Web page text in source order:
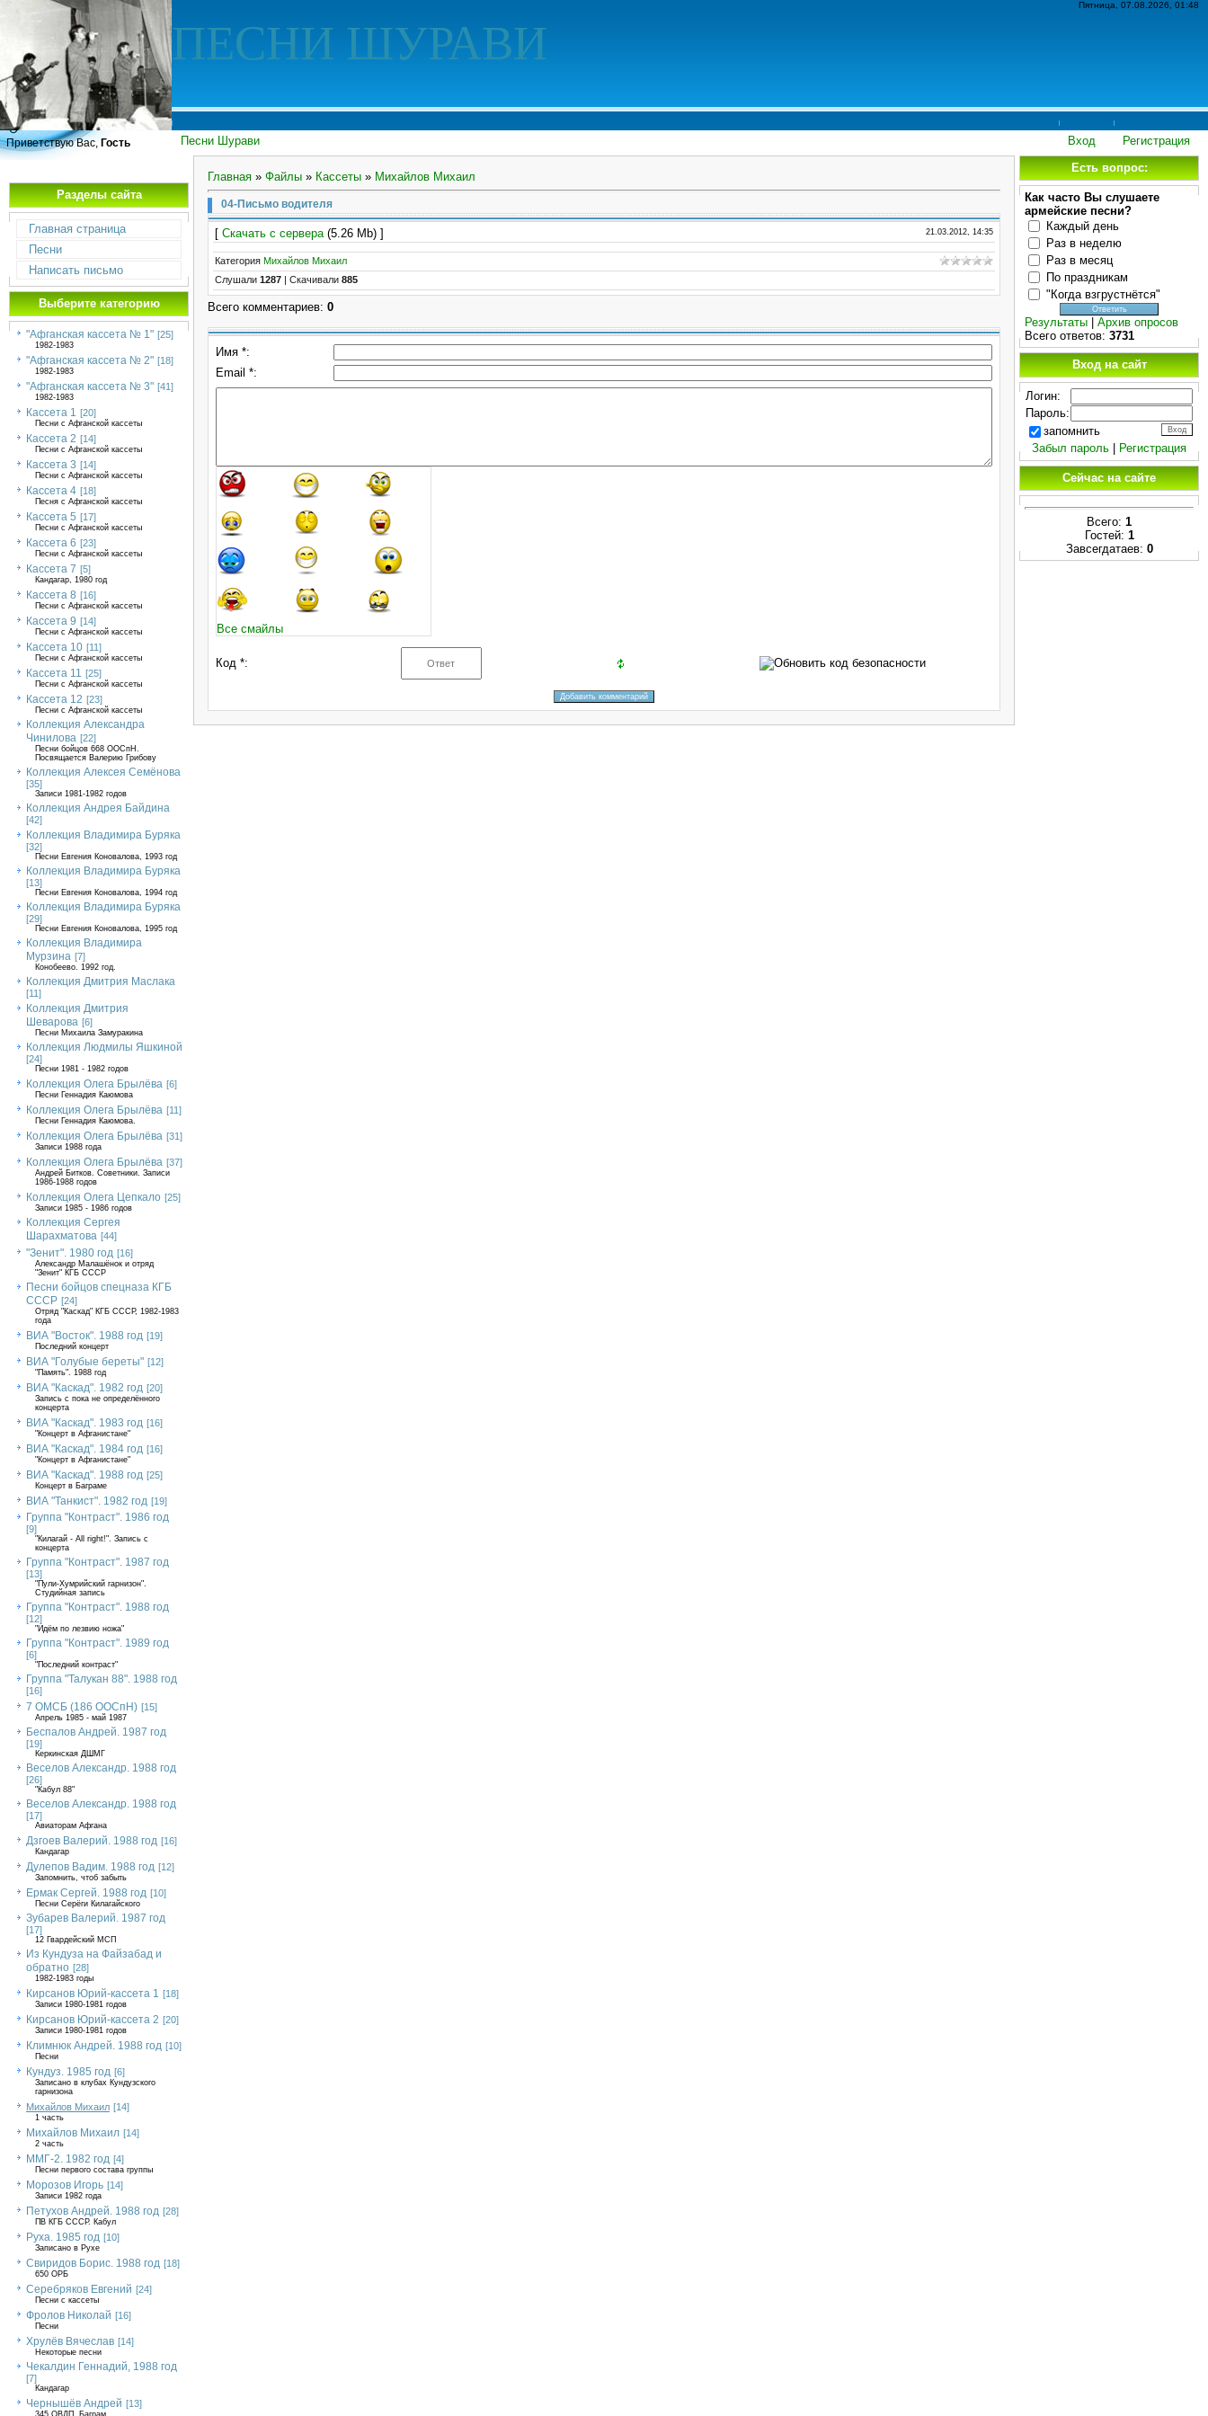
Пятница, 07.08.2026, 01:48
ПЕСНИ ШУРАВИ
Песни Шурави Регистрация
Вход
Приветствую Вас, Гость
Разделы сайта
Главная страница
Песни
Написать письмо
Выберите категорию
"Афганская кассета № 1" [25]
1982-1983
"Афганская кассета № 2" [18]
1982-1983
"Афганская кассета № 3" [41]
1982-1983
Кассета 1 [20]
Песни с Афганской кассеты
Кассета 2 [14]
Песни с Афганской кассеты
Кассета 3 [14]
Песни с Афганской кассеты
Кассета 4 [18]
Песня с Афганской кассеты
Кассета 5 [17]
Песни с Афганской кассеты
Кассета 6 [23]
Песни с Афганской кассеты
Кассета 7 [5]
Кандагар, 1980 год
Кассета 8 [16]
Песни с Афганской кассеты
Кассета 9 [14]
Песни с Афганской кассеты
Кассета 10 [11]
Песни с Афганской кассеты
Кассета 11 [25]
Песни с Афганской кассеты
Кассета 12 [23]
Песни с Афганской кассеты
Коллекция Александра
Чинилова [22]
Песни бойцов 668 ООСпН.
Посвящается Валерию Грибову
Коллекция Алексея Семёнова
[35]
Записи 1981-1982 годов
Коллекция Андрея Байдина
[42]
Коллекция Владимира Буряка
[32]
Песни Евгения Коновалова, 1993 год
Коллекция Владимира Буряка
[13]
Песни Евгения Коновалова, 1994 год
Коллекция Владимира Буряка
[29]
Песни Евгения Коновалова, 1995 год
Коллекция Владимира
Мурзина [7]
Конобеево. 1992 год.
Коллекция Дмитрия Маслака
[11]
Коллекция Дмитрия
Шеварова [6]
Песни Михаила Замуракина
Коллекция Людмилы Яшкиной
[24]
Песни 1981 - 1982 годов
Коллекция Олега Брылёва [6]
Песни Геннадия Каюмова
Коллекция Олега Брылёва [11]
Песни Геннадия Каюмова.
Коллекция Олега Брылёва [31]
Записи 1988 года
Коллекция Олега Брылёва [37]
Андрей Битков. Советники. Записи
1986-1988 годов
Коллекция Олега Цепкало [25]
Записи 1985 - 1986 годов
Коллекция Сергея
Шарахматова [44]
"Зенит". 1980 год [16]
Александр Малашёнок и отряд
"Зенит" КГБ СССР
Песни бойцов спецназа КГБ
СССР [24]
Отряд "Каскад" КГБ СССР, 1982-1983
года
ВИА "Восток". 1988 год [19]
Последний концерт
ВИА "Голубые береты" [12]
"Память". 1988 год
ВИА "Каскад". 1982 год [20]
Запись с пока не определённого
концерта
ВИА "Каскад". 1983 год [16]
"Концерт в Афганистане"
ВИА "Каскад". 1984 год [16]
"Концерт в Афганистане"
ВИА "Каскад". 1988 год [25]
Концерт в Баграме
ВИА "Танкист". 1982 год [19]
Группа "Контраст". 1986 год
[9]
"Килагай - All right!". Запись с
концерта
Группа "Контраст". 1987 год
[13]
"Пули-Хумрийский гарнизон".
Студийная запись
Группа "Контраст". 1988 год
[12]
"Идём по лезвию ножа"
Группа "Контраст". 1989 год
[6]
"Последний контраст"
Группа "Талукан 88". 1988 год
[16]
7 ОМСБ (186 ООСпН) [15]
Апрель 1985 - май 1987
Беспалов Андрей. 1987 год
[19]
Керкинская ДШМГ
Веселов Александр. 1988 год
[26]
"Кабул 88"
Веселов Александр. 1988 год
[17]
Авиаторам Афгана
Дзгоев Валерий. 1988 год [16]
Кандагар
Дулепов Вадим. 1988 год [12]
Запомнить, чтоб забыть
Ермак Сергей. 1988 год [10]
Песни Серёги Килагайского
Зубарев Валерий. 1987 год
[17]
12 Гвардейский МСП
Из Кундуза на Файзабад и
обратно [28]
1982-1983 годы
Кирсанов Юрий-кассета 1 [18]
Записи 1980-1981 годов
Кирсанов Юрий-кассета 2 [20]
Записи 1980-1981 годов
Климнюк Андрей. 1988 год [10]
Песни
Кундуз. 1985 год [6]
Записано в клубах Кундузского
гарнизона
Михайлов Михаил [14]
1 часть
Михайлов Михаил [14]
2 часть
ММГ-2. 1982 год [4]
Песни первого состава группы
Морозов Игорь [14]
Записи 1982 года
Петухов Андрей. 1988 год [28]
ПВ КГБ СССР. Кабул
Руха. 1985 год [10]
Записано в Рухе
Свиридов Борис. 1988 год [18]
650 ОРБ
Серебряков Евгений [24]
Песни с кассеты
Фролов Николай [16]
Песни
Хрулёв Вячеслав [14]
Некоторые песни
Чекалдин Геннадий, 1988 год
[7]
Кандагар
Чернышёв Андрей [13]
345 ОВДП, Баграм
Главная » Файлы » Кассеты » Михайлов Михаил
04-Письмо водителя
[ Скачать с сервера(5.26 Mb) ] 21.03.2012, 14:35
Категория Михайлов Михаил
Слушали 1287 Скачивали 885
Всего комментариев: 0
Имя *:
Email *:
Все смайлы
Код *:
Есть вопрос:
Как часто Вы слушаете
армейские песни?
Каждый день
Раз в неделю
Раз в месяц
По праздникам
"Когда взгрустнётся"
Результаты
Архив опросов
Всего ответов: 3731
Вход на сайт
Логин:
Пароль:
запомнить
Забыл пароль
Регистрация
Сейчас на сайте
Всего: 1
Гостей: 1
Завсегдатаев: 0